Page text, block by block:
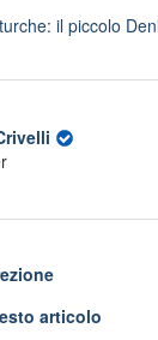
il piccolo
articolo